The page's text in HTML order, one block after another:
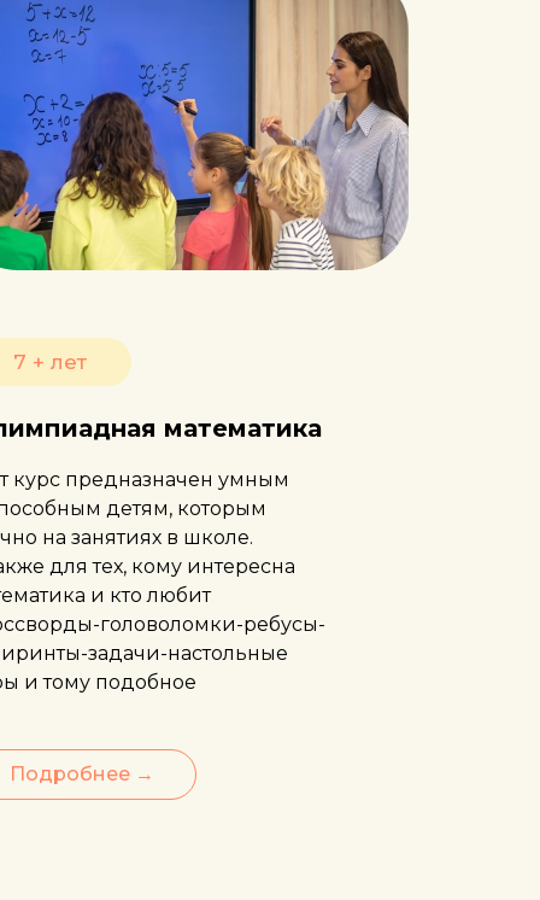
математика
курс предназначен умным
детям, которым
на занятиях в школе.
для тех, кому интересна
и кто любит
головоломки-ребусы-
задачи-настольные
и тому подобное
Подробнее →
7 + лет